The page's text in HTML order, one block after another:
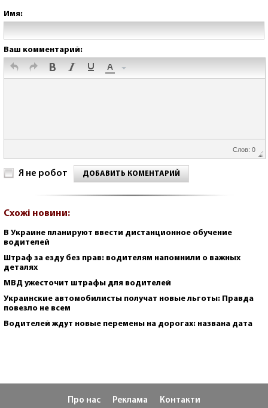
Имя:
Ваш комментарий:
Слов: 0
Я не робот ДОБАВИТЬ КОМЕНТАРИЙ
Схожі новини:
В Украине планируют ввести дистанционное обучение
водителей
Штраф за езду без прав: водителям напомнили о важных
деталях
МВД ужесточит штрафы для водителей
Украинские автомобилисты получат новые льготы: Правда
повезло не всем
Водителей ждут новые перемены на дорогах: названа дата
Про нас Реклама Контакти